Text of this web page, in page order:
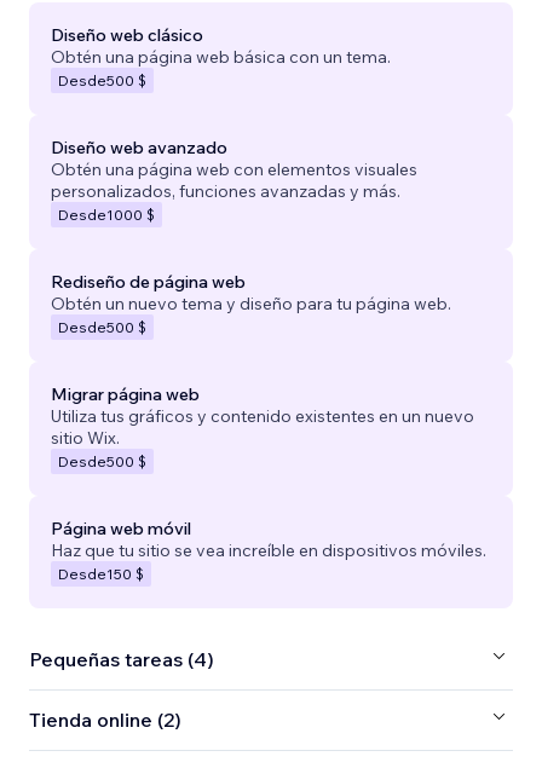
Diseño web clásico
Obtén una página web básica con un tema.
Desde500 $
Diseño web avanzado
Obtén una página web con elementos visuales
personalizados, funciones avanzadas y más.
Desde1000 $
Rediseño de página web
Obtén un nuevo tema y diseño para tu página web.
Desde500 $
Migrar página web
Utiliza tus gráficos y contenido existentes en un nuevo
sitio Wix.
Desde500 $
Página web móvil
Haz que tu sitio se vea increíble en dispositivos móviles.
Desde150 $
Pequeñas tareas (4)
Tienda online (2)